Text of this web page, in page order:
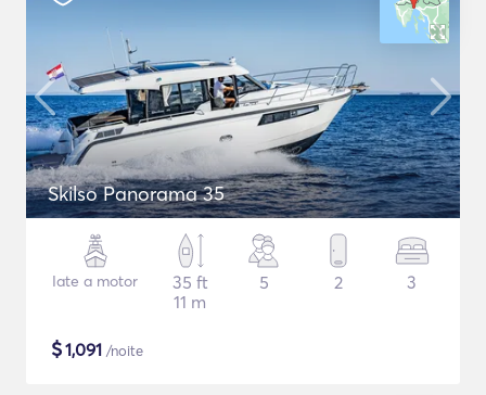
Skilso Panorama 35
Iate a motor
35 ft
11 m
5 2 3
$1,091 /noite